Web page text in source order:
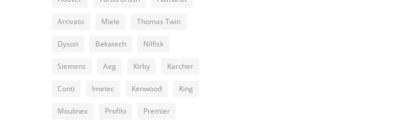
Arrivato Miele Thomas Twin
Dyson Bekatech Nilfisk
Siemens Aeg Kirby Karcher
Conti Imetec Kenwood King
Moulinex Profilo Premier